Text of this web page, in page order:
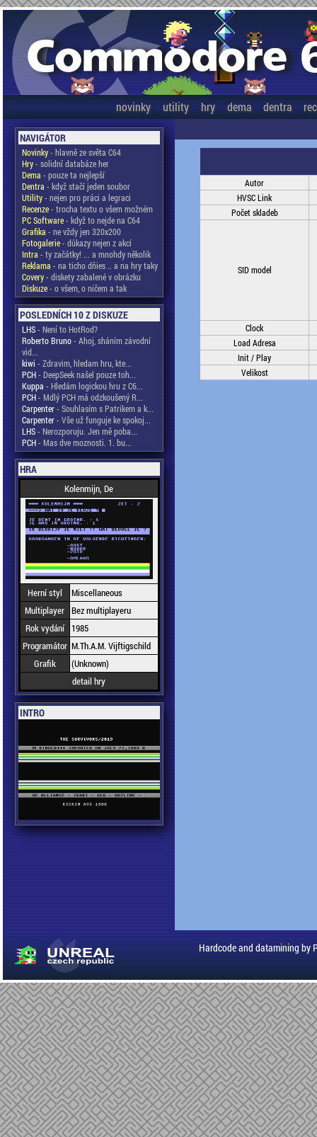
novinky utility hry dema dentra
NAVIGÁTOR
Novinky- hlavně ze světa C64
Hry- solidní databáze her
Dema - pouze ta nejlepší
Dentra - když stačí jeden soubor
Utility- nejen pro práci a legraci
Recenze- trocha textu o všem možném
PC Software- když to nejde na C64
Grafika - ne vždy jen 320x200
Fotogalerie- důkazy nejen z akcí
Intra - ty začátky! ... a mnohdy několik
Reklama - na ticho dňies .. a na hry taky
Covery- diskety zabalené v obrázku
Diskuze- o všem, o ničem a tak
POSLEDNÍCH 10 Z DISKUZE
LHS- Není to HotRod?
Roberto Bruno- Ahoj, sháním závodní
vid...
kiwi - Zdravim, hledam hru, kte...
PCH- DeepSeek našel pouze toh...
Kuppa - Hledám logickou hru z C6...
PCH- Mdlý PCH má odzkoušený R...
Carpenter- Souhlasím s Patrikem a k...
Carpenter- Vše už funguje ke spokoj...
LHS- Nerozporuju. Jen mě poba...
PCH- Mas dve moznosti. 1. bu...
HRA
Kolenmijn, De
Herní styl
Miscellaneous
Multiplayer Bez multiplayeru
Rok vydání
1985
Programátor M.Th.A.M. Vijftigschild
Grafik
(Unknown)
detail hry
INTRO
Autor
HVSC Link
Počet skladeb
SID model
Clock
Load Adresa
Init / Play
Velikost
Hardcode and datamining by